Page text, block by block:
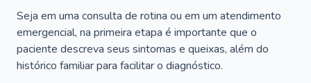
Seja em uma consulta de rotina ou em um atendimento
emergencial, na primeira etapa é importante que o
paciente descreva seus sintomas e queixas, além do
histórico familiar para facilitar o diagnóstico.